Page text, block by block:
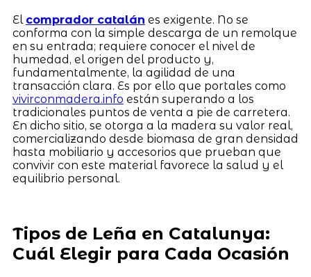
El comprador catalán es exigente. No se
conforma con la simple descarga de un remolque
en su entrada; requiere conocer el nivel de
humedad, el origen del producto y,
fundamentalmente, la agilidad de una
transacción clara. Es por ello que portales como
vivirconmadera.info están superando a los
tradicionales puntos de venta a pie de carretera.
En dicho sitio, se otorga a la madera su valor real,
comercializando desde biomasa de gran densidad
hasta mobiliario y accesorios que prueban que
convivir con este material favorece la salud y el
equilibrio personal.
Tipos de Leña en Catalunya:
Cuál Elegir para Cada Ocasión